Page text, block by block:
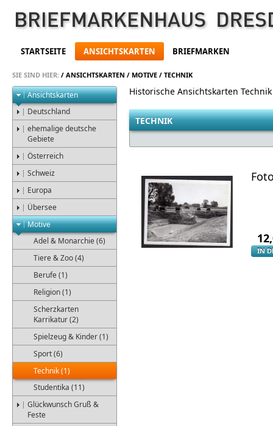
STARTSEITE ANSICHTSKARTEN BRIEFMARKEN
SIE SIND HIER: / ANSICHTSKARTEN / MOTIVE / TECHNIK
Ansichtskarten
Deutschland
ehemalige deutsche
Gebiete
Österreich
Schweiz
Europa
Übersee
Motive
Adel & Monarchie (6)
Tiere & Zoo (4)
Berufe (1)
Religion (1)
Scherzkarten
Karrikatur (2)
Spielzeug & Kinder (1)
Sport (6)
Technik (1)
Studentika (11)
Glückwunsch Gruß &
Feste
Historische Ansichtskarten Technik
TECHNIK
IN